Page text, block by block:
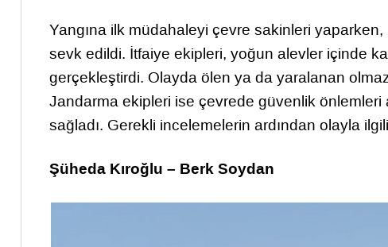
Yangına ilk müdahaleyi çevre sakinleri
sevk edildi. İtfaiye ekipleri, yoğun alevler içinde
gerçekleştirdi. Olayda ölen ya da yaralanan
Jandarma ekipleri ise çevrede güvenlik önlemleri
sağladı. Gerekli incelemelerin ardından olayla
Şüheda Kıroğlu – Berk Soydan